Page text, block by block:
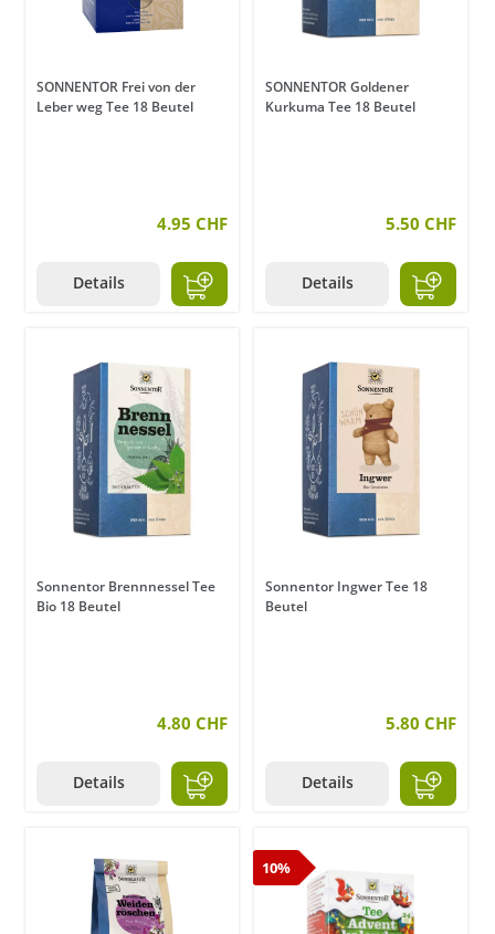
SONNENTOR Frei von der
Leber weg Tee 18 Beutel
4.95 CHF
Details
SONNENTOR Goldener
Kurkuma Tee 18 Beutel
5.50 CHF
Details
Sonnentor Brennnessel Tee
Bio 18 Beutel
4.80 CHF
Details
Sonnentor Ingwer Tee 18
Beutel
5.80 CHF
Details
10%